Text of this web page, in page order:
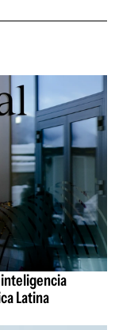
inteligencia
Latina